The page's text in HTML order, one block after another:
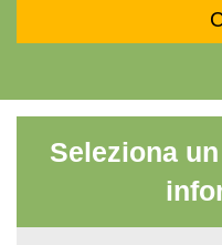
Seleziona